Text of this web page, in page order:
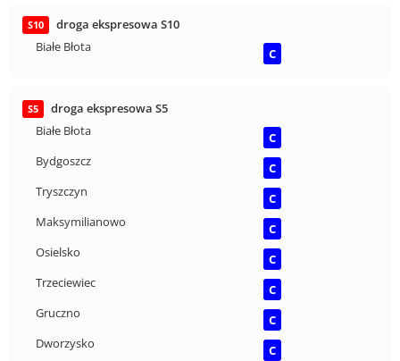
S10
droga ekspresowa S10
Białe Błota
C
S5
droga ekspresowa S5
Białe Błota
C
Bydgoszcz
C
Tryszczyn
C
Maksymilianowo
C
Osielsko
C
Trzeciewiec
C
Gruczno
C
Dworzysko
C